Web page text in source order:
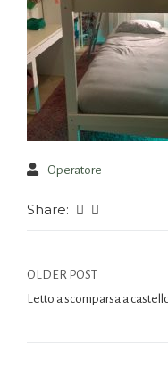
Operatore
Share:
OLDER POST
Letto a scomparsa a